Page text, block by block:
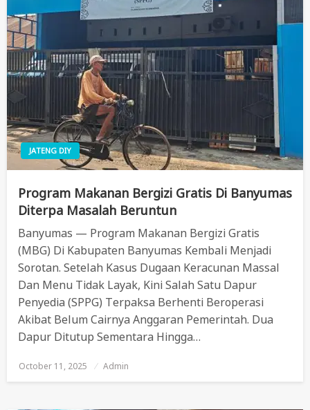
JATENG DIY
Program Makanan Bergizi Gratis Di Banyumas
Diterpa Masalah Beruntun
Banyumas — Program Makanan Bergizi Gratis
(MBG) Di Kabupaten Banyumas Kembali Menjadi
Sorotan. Setelah Kasus Dugaan Keracunan Massal
Dan Menu Tidak Layak, Kini Salah Satu Dapur
Penyedia (SPPG) Terpaksa Berhenti Beroperasi
Akibat Belum Cairnya Anggaran Pemerintah. Dua
Dapur Ditutup Sementara Hingga…
Posted
October 11, 2025 Admin